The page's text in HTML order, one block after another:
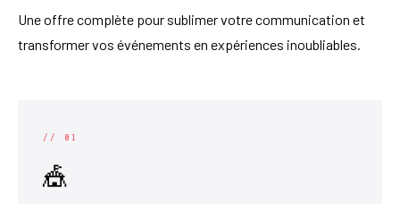
Une offre complète pour sublimer votre communication et
transformer vos événements en expériences inoubliables.
// 01
🎪